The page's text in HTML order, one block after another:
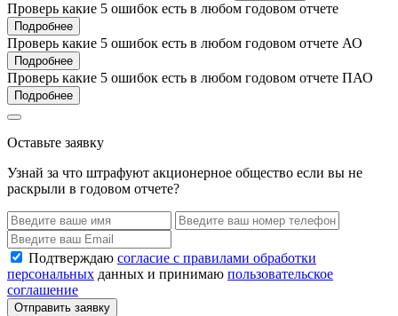
Проверь какие 5 ошибок есть в любом годовом отчете
Подробнее
Проверь какие 5 ошибок есть в любом годовом отчете АО
Подробнее
Проверь какие 5 ошибок есть в любом годовом отчете ПАО
Подробнее
Оставьте заявку
Узнай за что штрафуют акционерное общество если вы не
раскрыли в годовом отчете?
Подтверждаю согласие с правилами обработки
персональных данных и принимаю пользовательское
соглашение
Отправить заявку